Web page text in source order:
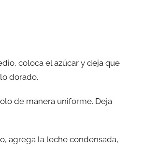
coloca el azúcar y deja que
dorado.
de manera uniforme. Deja
agrega la leche condensada,